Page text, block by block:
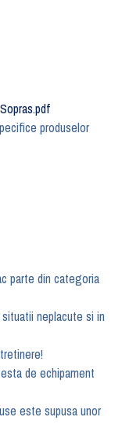
Sopras.pdf
produselor
parte din categoria
neplacute si in
de echipament
este supusa unor